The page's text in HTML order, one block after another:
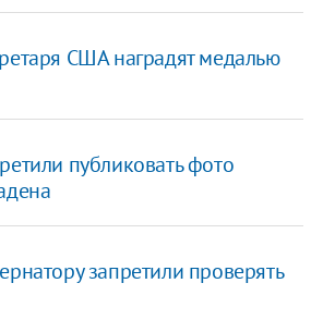
США наградят медалью
публиковать фото
запретили проверять